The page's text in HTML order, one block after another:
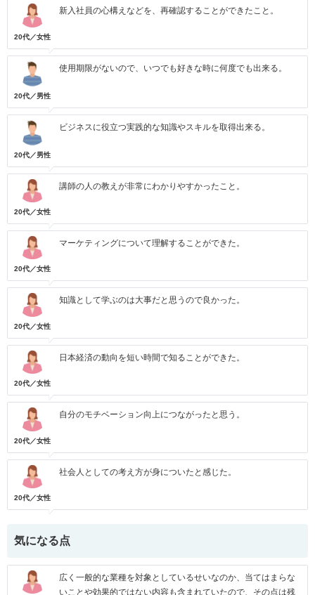
20代／女性
新入社員の心構えなどを、再確認することができたこと。
20代／男性
使用期限がないので、いつでも好きな時に何度でも出来る。
20代／男性
ビジネスに役立つ実践的な知識やスキルを取得出来る。
20代／女性
講師の人の教えが非常にわかりやすかったこと。
20代／女性
マーケティングについて理解することができた。
20代／女性
知識として学ぶのは大事だと思うので良かった。
20代／女性
日本経済の動向を短い時間で知ることができた。
20代／女性
自分のモチベーション向上につながったと思う。
20代／女性
社会人としての考え方が身についたと感じた。
気になる点
広く一般的な業種を対象としているせいなのか、当てはまらな
いことや効果的ではない内容も含まれていたので、その点は残